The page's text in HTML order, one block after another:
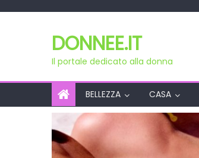
DONNEE.IT
Il portale dedicato alla donna
BELLEZZA CASA